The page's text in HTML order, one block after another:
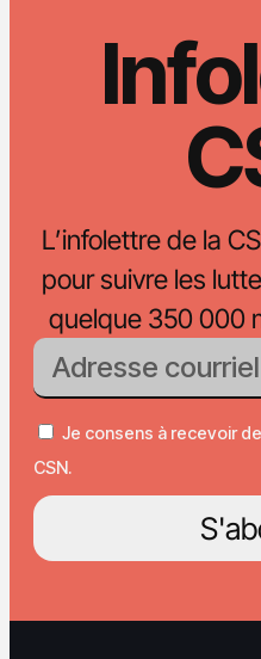
L’infolettre de la
pour suivre les
quelque 350 000
Je consens à recevoir
CSN.